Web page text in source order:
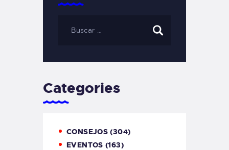
Categories
CONSEJOS (304)
EVENTOS (163)